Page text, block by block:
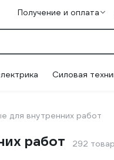
Получение и оплата
Силовая
для внутренних работ
работ 292